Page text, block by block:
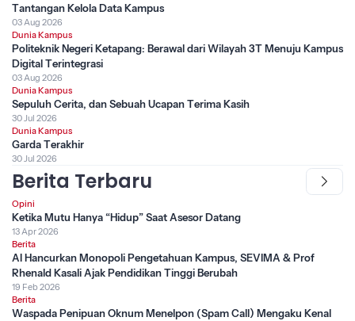
Tantangan Kelola Data Kampus
03 Aug 2026
Dunia Kampus
Politeknik Negeri Ketapang: Berawal dari Wilayah 3T Menuju Kampus
Digital Terintegrasi
03 Aug 2026
Dunia Kampus
Sepuluh Cerita, dan Sebuah Ucapan Terima Kasih
30 Jul 2026
Dunia Kampus
Garda Terakhir
30 Jul 2026
Berita Terbaru
Opini
Ketika Mutu Hanya “Hidup” Saat Asesor Datang
13 Apr 2026
Berita
AI Hancurkan Monopoli Pengetahuan Kampus, SEVIMA & Prof
Rhenald Kasali Ajak Pendidikan Tinggi Berubah
19 Feb 2026
Berita
Waspada Penipuan Oknum Menelpon (Spam Call) Mengaku Kenal